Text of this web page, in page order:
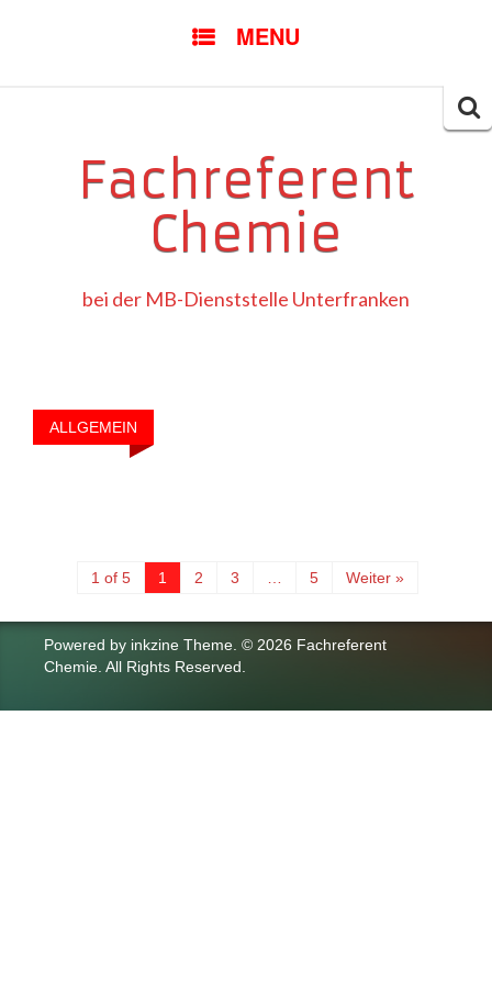
MENU
Fachreferent
Chemie
bei der MB-Dienststelle Unterfranken
ALLGEMEIN
1 of 5 1 2 3 5 Weiter »
Powered by inkzine Theme © 2026 Fachreferent
Chemie. All Rights Reserved.